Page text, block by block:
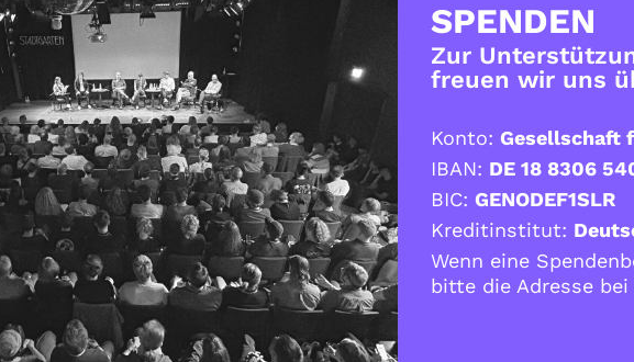
SPENDEN
Zur
freuen wir uns
Konto: Gesellschaft
IBAN: DE 18 8306
BIC: GENODEF1SLR
Kreditinstitut:
Wenn eine
bitte die Adresse